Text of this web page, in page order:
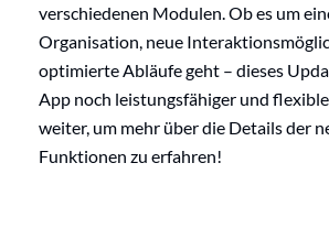
verschiedenen Modulen. Ob es um
Organisation, neue
optimierte Abläufe geht – dieses
App noch leistungsfähiger und
weiter, um mehr über die Details der
Funktionen zu erfahren!